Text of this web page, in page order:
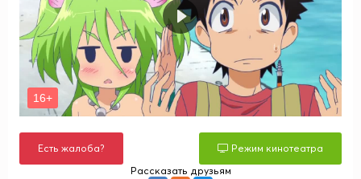
Есть жалоба?
Режим кинотеатра
Рассказать друзьям